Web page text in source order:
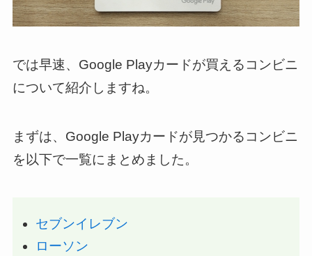
では早速、Google Playカードが買えるコンビニ
について紹介しますね。
まずは、Google Playカードが見つかるコンビニ
を以下で一覧にまとめました。
セブンイレブン
ローソン